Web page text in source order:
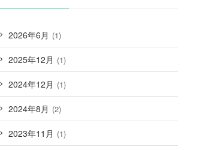
2026年6月 (1)
2025年12月 (1)
2024年12月 (1)
2024年8月 (2)
2023年11月 (1)